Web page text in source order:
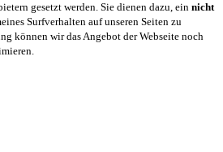
gesetzt werden. Sie dienen dazu, ein nicht
Surfverhalten auf unseren Seiten zu
können wir das Angebot der Webseite noch